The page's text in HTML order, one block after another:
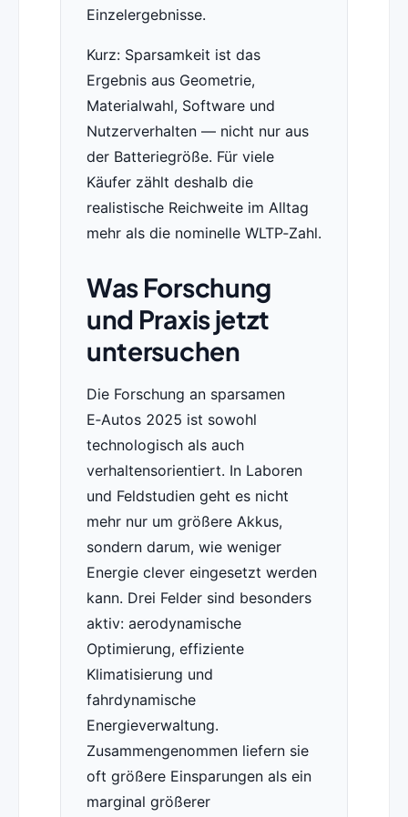
Einzelergebnisse.
Kurz: Sparsamkeit ist das
Ergebnis aus Geometrie,
Materialwahl, Software und
Nutzerverhalten — nicht nur aus
der Batteriegröße. Für viele
Käufer zählt deshalb die
realistische Reichweite im Alltag
mehr als die nominelle WLTP‑Zahl.
Was Forschung
und Praxis jetzt
untersuchen
Die Forschung an sparsamen
E‑Autos 2025 ist sowohl
technologisch als auch
verhaltensorientiert. In Laboren
und Feldstudien geht es nicht
mehr nur um größere Akkus,
sondern darum, wie weniger
Energie clever eingesetzt werden
kann. Drei Felder sind besonders
aktiv: aerodynamische
Optimierung, effiziente
Klimatisierung und
fahrdynamische
Energieverwaltung.
Zusammengenommen liefern sie
oft größere Einsparungen als ein
marginal größerer